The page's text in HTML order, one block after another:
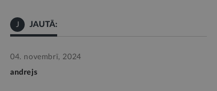
J JAUTĀ:
04. novembrī, 2024
andrejs